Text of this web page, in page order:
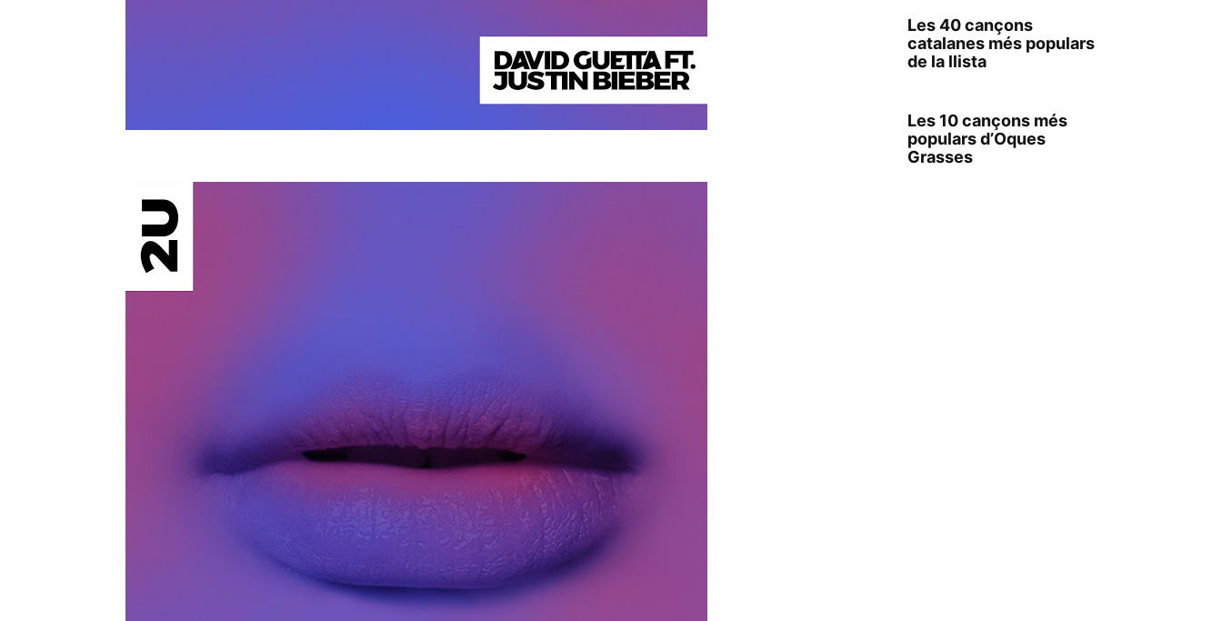
Les 40 cançons
catalanes més populars
de la llista
Les 10 cançons més
populars d’Oques
Grasses